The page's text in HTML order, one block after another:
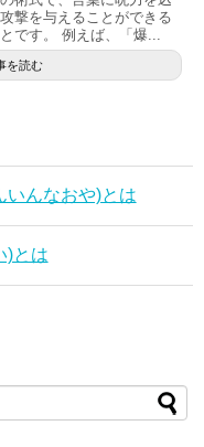
撃を与えることができる
です。 例えば、「爆...
を読む
いんなおや)とは
)とは